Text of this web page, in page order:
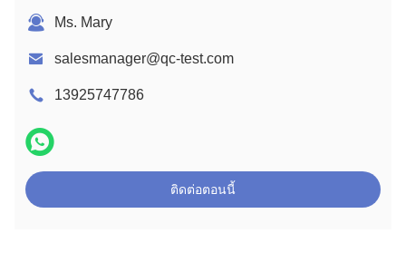
Ms. Mary
salesmanager@qc-test.com
13925747786
ติดต่อตอนนี้